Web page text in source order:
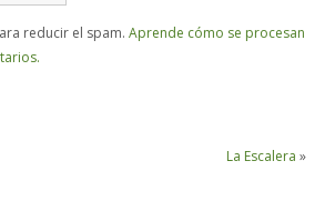
reducir el spam.Aprende cómo se procesan
La Escalera »